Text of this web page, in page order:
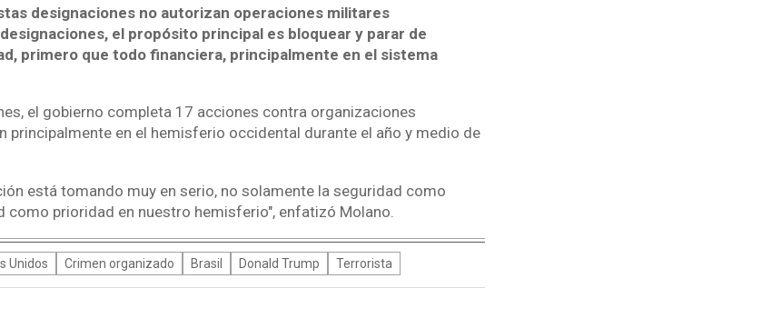
designaciones no autorizan operaciones militares
el propósito principal es bloquear y parar de
primero que todo financiera, principalmente en el sistema
el gobierno completa 17 acciones contra organizaciones
principalmente en el hemisferio occidental durante el año y medio de
está tomando muy en serio, no solamente la seguridad como
como prioridad en nuestro hemisferio", enfatizó Molano.
Unidos Crimen organizado Brasil Donald Trump Terrorista